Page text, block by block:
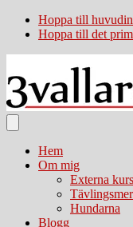
Hoppa till
Hoppa till det
Hem
Om mig
Externa
Hundarna
Blogg